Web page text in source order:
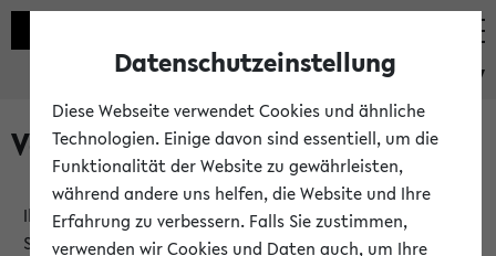
eKVV
Verlauf
Ihr Verlauf ist leer. Er wird sich im Verlauf Ihrer eKVV
Sitzung füllen.
Datenschutzeinstellung
Diese Webseite verwendet Cookies und ähnliche
Technologien. Einige davon sind essentiell, um die
Funktionalität der Website zu gewährleisten,
während andere uns helfen, die Website und Ihre
Erfahrung zu verbessern. Falls Sie zustimmen,
verwenden wir Cookies und Daten auch, um Ihre